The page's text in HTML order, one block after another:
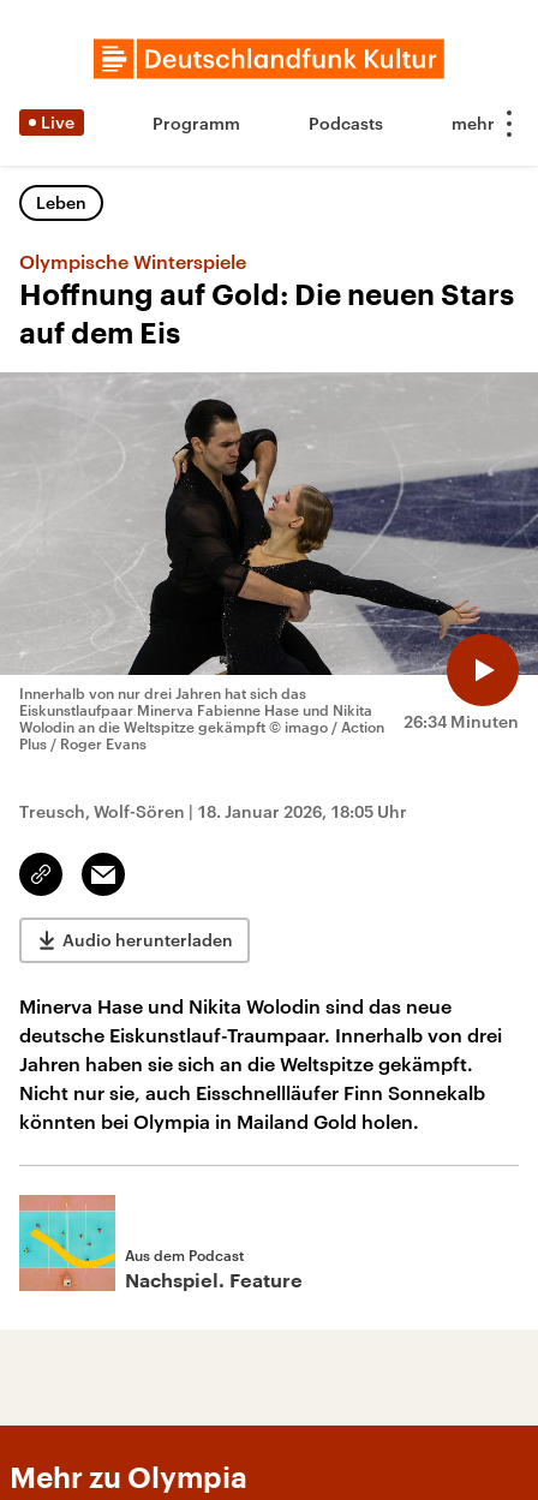
Live Programm Podcasts
Leben
Olympische Winterspiele
Hoffnung auf Gold: Die neuen Stars
auf dem Eis
26:34 Minuten
Innerhalb von nur drei Jahren hat sich das
Eiskunstlaufpaar Minerva Fabienne Hase und Nikita
Wolodin an die Weltspitze gekämpft © imago / Action
Plus / Roger Evans
Treusch, Wolf-Sören | 18. Januar 2026, 18:05 Uhr
Link
kopieren/teilen
Email
Audio herunterladen
Minerva Hase und Nikita Wolodin sind das neue
deutsche Eiskunstlauf-Traumpaar. Innerhalb von drei
Jahren haben sie sich an die Weltspitze gekämpft.
Nicht nur sie, auch Eisschnellläufer Finn Sonnekalb
könnten bei Olympia in Mailand Gold holen.
Aus dem Podcast
Nachspiel. Feature
Mehr zu Olympia